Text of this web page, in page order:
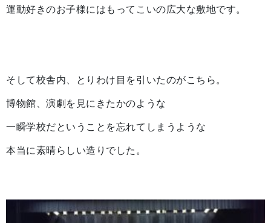
運動好きのお子様にはもってこいの広大な敷地です。
そして校舎内、とりわけ目を引いたのがこちら。
博物館、演劇を見にきたかのような
一瞬学校だということを忘れてしまうような
本当に素晴らしい造りでした。